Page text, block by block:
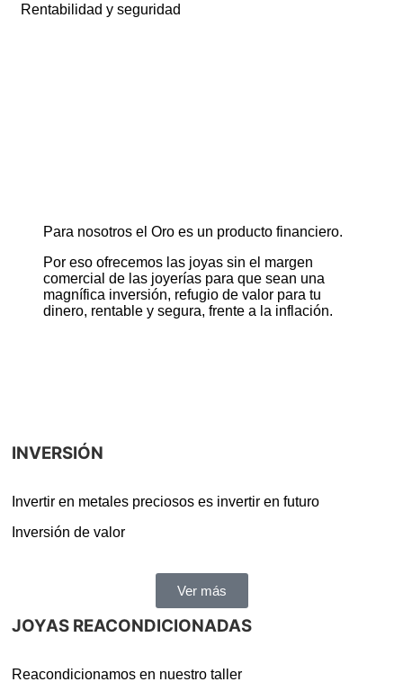
Rentabilidad y seguridad
Para nosotros el Oro es un producto financiero.
Por eso ofrecemos las joyas sin el margen
comercial de las joyerías para que sean una
magnífica inversión, refugio de valor para tu
dinero, rentable y segura, frente a la inflación.
INVERSIÓN
Invertir en metales preciosos es invertir en futuro
Inversión de valor
Ver más
JOYAS REACONDICIONADAS
Reacondicionamos en nuestro taller